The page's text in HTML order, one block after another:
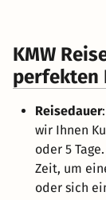
KMW
perfekten
Reisedauer
wir Ihnen
oder 5
Zeit, um
oder sich